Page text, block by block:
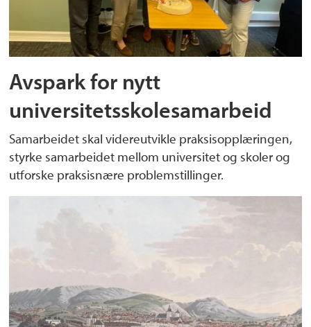
Avspark for nytt
universitetsskolesamarbeid
Samarbeidet skal videreutvikle praksisopplæringen,
styrke samarbeidet mellom universitet og skoler og
utforske praksisnære problemstillinger.